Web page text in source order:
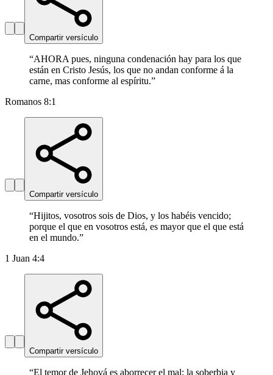
Compartir versículo
“AHORA pues, ninguna condenación hay para los que
están en Cristo Jesús, los que no andan conforme á la
carne, mas conforme al espíritu.”
Romanos 8:1
Compartir versículo
“Hijitos, vosotros sois de Dios, y los habéis vencido;
porque el que en vosotros está, es mayor que el que está
en el mundo.”
1 Juan 4:4
Compartir versículo
“El temor de Jehová es aborrecer el mal; la soberbia y